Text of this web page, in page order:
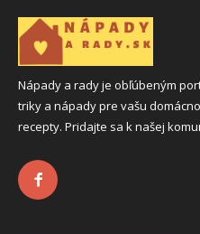
Nápady a rady je obľúbeným
triky a nápady pre vašu
recepty. Pridajte sa k našej